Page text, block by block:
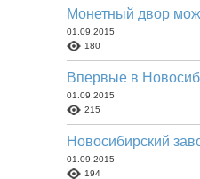
Монетный двор
01.09.2015
180
Впервые в
01.09.2015
215
Новосибирский
01.09.2015
194